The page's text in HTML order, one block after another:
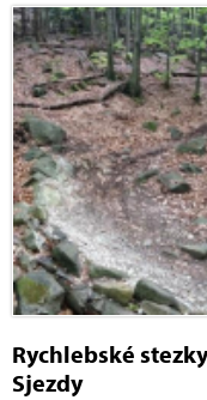
Rychlebské
Sjezdy